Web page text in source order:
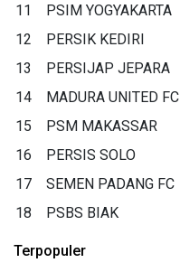
11
PSIM YOGYAKARTA
12
PERSIK KEDIRI
13
PERSIJAP JEPARA
14
MADURA UNITED FC
15
PSM MAKASSAR
16
PERSIS SOLO
17
SEMEN PADANG FC
18
PSBS BIAK
Terpopuler